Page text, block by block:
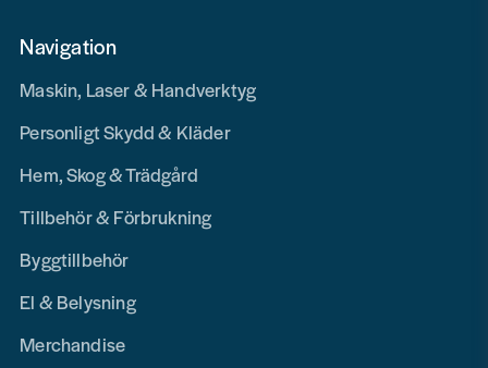
Navigation
Maskin, Laser & Handverktyg
Personligt Skydd & Kläder
Hem, Skog & Trädgård
Tillbehör & Förbrukning
Byggtillbehör
El & Belysning
Merchandise